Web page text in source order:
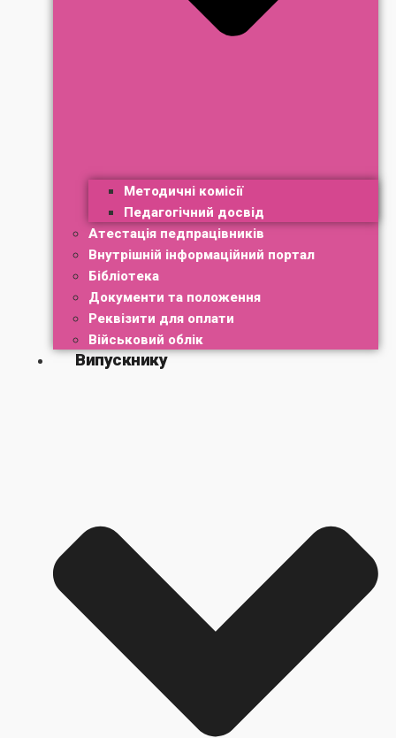
Методичні комісії
Педагогічний досвід
Атестація педпрацівників
Внутрішній інформаційний портал
Бібліотека
Документи та положення
Реквізити для оплати
Військовий облік
Випускнику